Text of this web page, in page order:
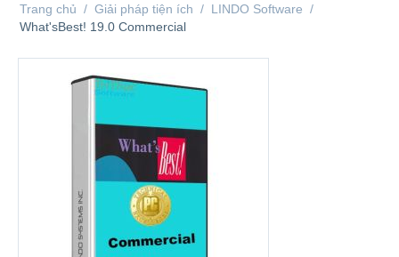
Trang chủ / Giải pháp tiện ích / LINDO Software /
What'sBest! 19.0 Commercial